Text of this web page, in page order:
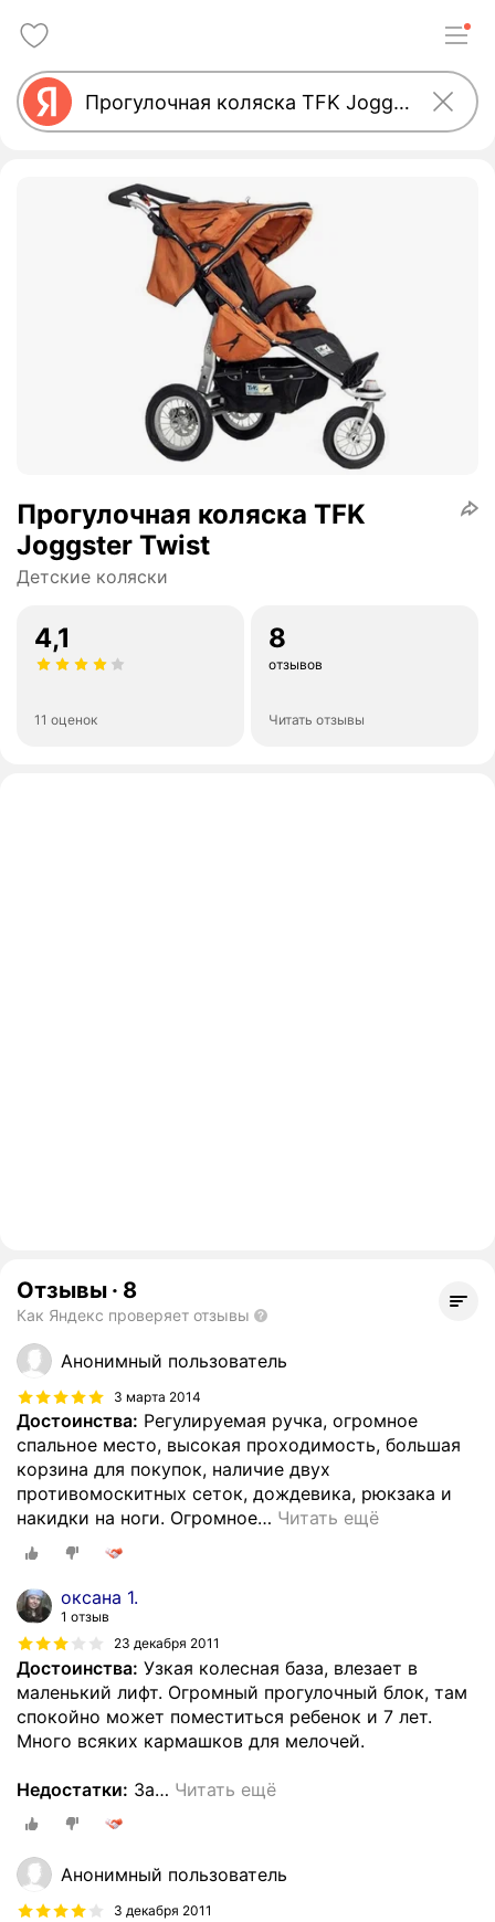
Прогулочная коляска TFK
Joggster Twist
Детские коляски
4,1
11 оценок
8
отзывов
Читать отзывы
Отзывы · 8
Как Яндекс проверяет отзывы
Анонимный пользователь
3 марта 2014
Достоинства: Регулируемая ручка, огромное
спальное место, высокая проходимость, большая
корзина для покупок, наличие двух
противомоскитных сеток, дождевика, рюкзака и
накидки на ноги. Огромное… Читать ещё
оксана 1.
1 отзыв
23 декабря 2011
Достоинства: Узкая колесная база, влезает в
маленький лифт. Огромный прогулочный блок, там
спокойно может поместиться ребенок и 7 лет.
Много всяких кармашков для мелочей.
Недостатки: За… Читать ещё
Анонимный пользователь
3 декабря 2011